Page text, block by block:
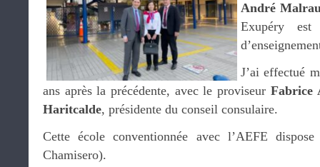
André
Exupéry
J’ai effectué
ans après la précédente, avec le proviseur Fabrice
Haritcalde, présidente du conseil consulaire.
Cette école conventionnée avec l’AEFE
Chamisero).